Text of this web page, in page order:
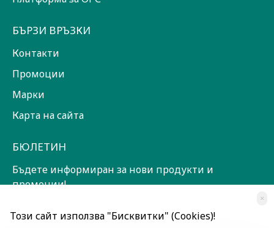
БЪРЗИ ВРЪЗКИ
Контакти
Промоции
Марки
Карта на сайта
БЮЛЕТИН
Бъдете информиран за нови продукти и
промоции!
×
Този сайт използва "Бисквитки" (Cookies)!